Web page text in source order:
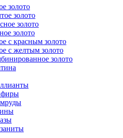
золото
золото
золото
золото
с красным золото
с желтым золото
золото